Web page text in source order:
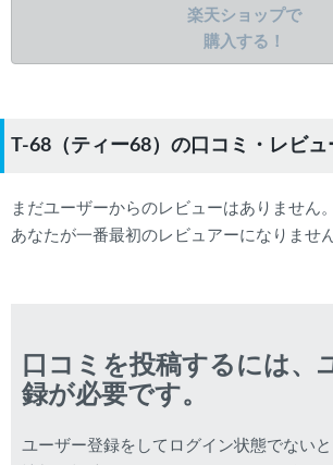
楽天ショップで
購入する！
T-68（ティー68）の口コミ・レビュ
まだユーザーからのレビューはありません。
あなたが一番最初のレビュアーになりませ
口コミを投稿するには、
録が必要です。
ユーザー登録をしてログイン状態でない